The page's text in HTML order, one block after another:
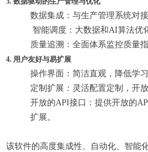
数据集成：与生产管理系统对
智能调度：大数据和AI算法
质量追溯：全面体系监控质量
4. 用户友好与易扩展
操作界面：简洁直观，降低
定制扩展：灵活配置定制，
开放的API接口：提供开放的
扩展。
该软件的高度集成性、自动化、智能